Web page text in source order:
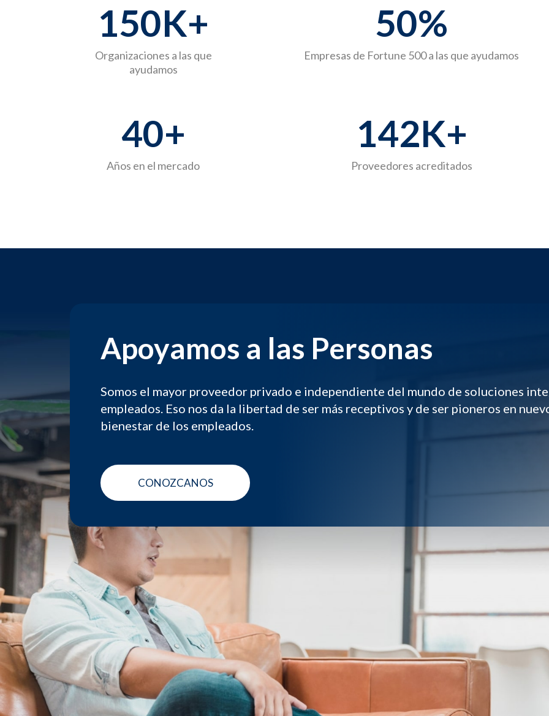
150K+
Organizaciones a las que
ayudamos
50%
Empresas de Fortune 500 a las que ayudamos
40+
Años en el mercado
142K+
Proveedores acreditados
Apoyamos a las Personas
Somos el mayor proveedor privado e independiente del mundo de soluciones
empleados. Eso nos da la libertad de ser más receptivos y de ser pioneros en
bienestar de los empleados.
CONOZCANOS